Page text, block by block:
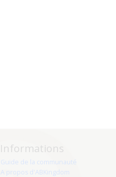
Informations
Guide de la communauté
A propos d'ABKingdom